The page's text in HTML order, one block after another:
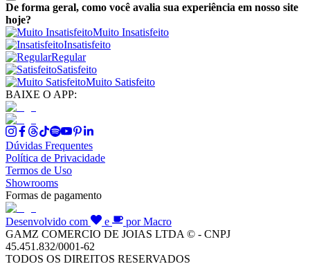
De forma geral, como você avalia sua experiência em nosso site
hoje?
Muito Insatisfeito
Insatisfeito
Regular
Satisfeito
Muito Satisfeito
BAIXE O APP:
Dúvidas Frequentes
Política de Privacidade
Termos de Uso
Showrooms
Formas de pagamento
Desenvolvido com e
por Macro
GAMZ COMERCIO DE JOIAS LTDA © - CNPJ
45.451.832/0001-62
TODOS OS DIREITOS RESERVADOS